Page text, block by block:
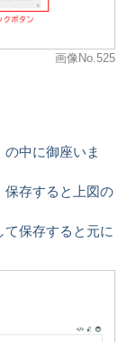
画像No.525
中に御座いま
保存すると上図の
保存すると元に